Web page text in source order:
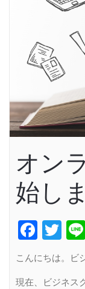
オン
始し
こんにちは。ビ
現在、ビジネス